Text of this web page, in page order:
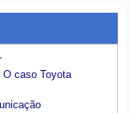
O caso Toyota